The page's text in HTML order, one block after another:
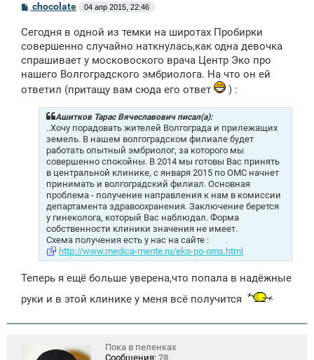
С
б
щ
н
и
chocolate 04 апр 2015, 22:46
Сегодня в одной из темки на широтах Пробирки
совершенно случайно наткнулась,как одна девочка
спрашивает у московоского врача Центр Эко про
нашего Волгоградского эмбриолога. На что он ей
ответил (притащу вам сюда его ответ
) :
Ашитков Тарас Вячеславович писал(а):
..Хочу порадовать жителей Волгограда и прилежащих
земель. В нашем волгоградском филиале будет
работать опытный эмбриолог, за которого мы
совершенно спокойны. В 2014 мы готовы Вас принять
в центральной клинике, с января 2015 по ОМС начнет
принимать и волгоградский филиал. Основная
проблема - получение направления к нам в комиссии
департамента здравоохранения. Заключение берется
у гинеколога, который Вас наблюдал. Форма
собственности клиники значения не имеет.
Схема получения есть у нас на сайте :
http://www.medica-mente.ru/eko-po-oms.html
Теперь я ещё больше уверена,что попала в надёжные
руки и в этой клинике у меня всё получится
Пока в пеленках
Сообщения: 78